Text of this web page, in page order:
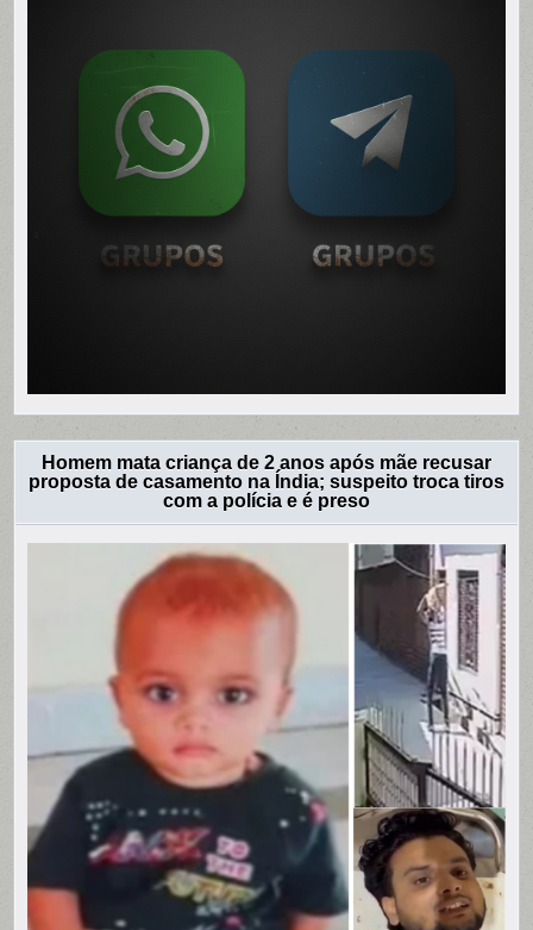
Homem mata criança de 2 anos após mãe recusar
proposta de casamento na Índia; suspeito troca tiros
com a polícia e é preso